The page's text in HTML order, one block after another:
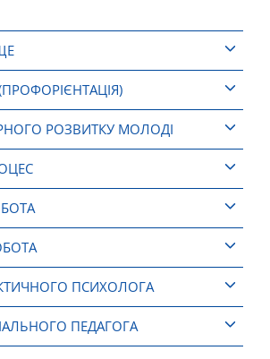
РОЗВИТКУ МОЛОДІ
ПСИХОЛОГА
ПЕДАГОГА